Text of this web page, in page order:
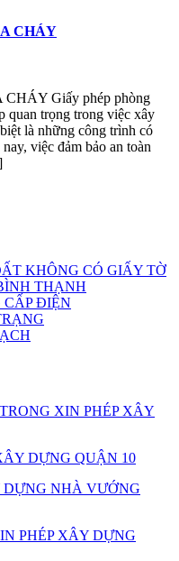
CHÁY
Giấy phép phòng
quan trọng trong việc xây
là những công trình có
việc đảm bảo an toàn
KHÔNG CÓ GIẤY TỜ
THẠNH
ĐIỆN
XIN PHÉP XÂY
DỰNG QUẬN 10
DỰNG NHÀ VƯỚNG
PHÉP XÂY DỰNG